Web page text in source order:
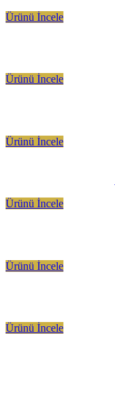
Ürünü İncele
Ürünü İncele
Ürünü İncele
Ürünü İncele
Ürünü İncele
Ürünü İncele